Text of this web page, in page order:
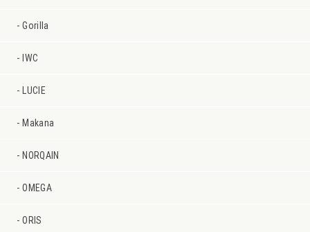
Gorilla
IWC
LUCIE
Makana
NORQAIN
OMEGA
ORIS